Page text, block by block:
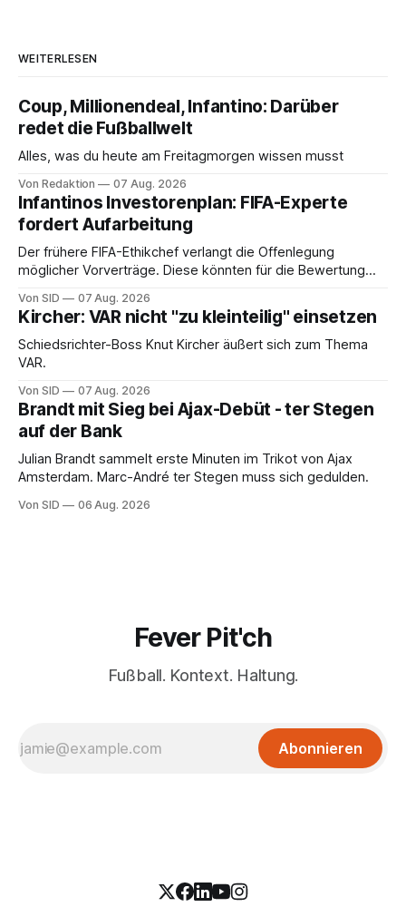
WEITERLESEN
Coup, Millionendeal, Infantino: Darüber
redet die Fußballwelt
Alles, was du heute am Freitagmorgen wissen musst
Von Redaktion 07 Aug. 2026
Infantinos Investorenplan: FIFA-Experte
fordert Aufarbeitung
Der frühere FIFA-Ethikchef verlangt die Offenlegung
möglicher Vorverträge. Diese könnten für die Bewertung
Von SID 07 Aug. 2026
Kircher: VAR nicht "zu kleinteilig" einsetzen
Schiedsrichter-Boss Knut Kircher äußert sich zum Thema
VAR.
Von SID 07 Aug. 2026
Brandt mit Sieg bei Ajax-Debüt - ter Stegen
auf der Bank
Julian Brandt sammelt erste Minuten im Trikot von Ajax
Amsterdam. Marc-André ter Stegen muss sich gedulden.
Von SID 06 Aug. 2026
Fever Pit'ch
Fußball. Kontext. Haltung.
Abonnieren